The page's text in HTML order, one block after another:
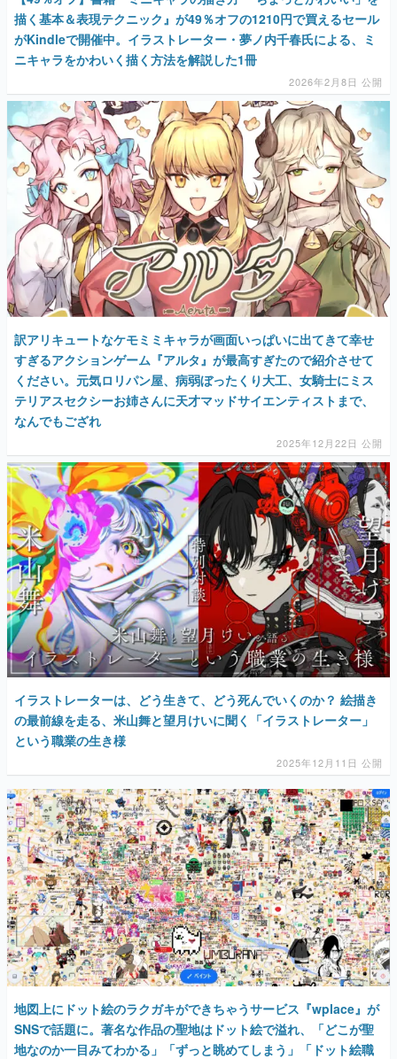
描く基本＆表現テクニック』が49％オフの1210円で買えるセール
がKindleで開催中。イラストレーター・夢ノ内千春氏による、ミ
ニキャラをかわいく描く方法を解説した1冊
2026年2月8日 公開
訳アリキュートなケモミミキャラが画面いっぱいに出てきて幸せ
すぎるアクションゲーム『アルタ』が最高すぎたので紹介させて
ください。元気ロリパン屋、病弱ぼったくり大工、女騎士にミス
テリアスセクシーお姉さんに天才マッドサイエンティストまで、
なんでもござれ
2025年12月22日 公開
イラストレーターは、どう生きて、どう死んでいくのか？ 絵描き
の最前線を走る、米山舞と望月けいに聞く「イラストレーター」
という職業の生き様
2025年12月11日 公開
地図上にドット絵のラクガキができちゃうサービス『wplace』が
SNSで話題に。著名な作品の聖地はドット絵で溢れ、「どこが聖
地なのか一目みてわかる」「ずっと眺めてしまう」「ドット絵職